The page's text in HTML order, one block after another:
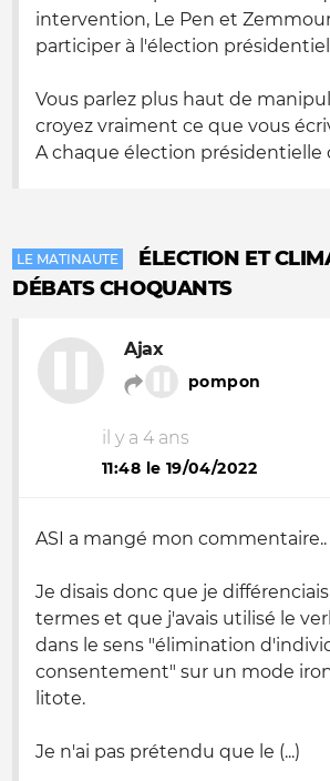
intervention, Le Pen et
participer à l'élection
Vous parlez plus haut de
croyez vraiment ce que vous
A chaque élection présidentielle
LE MATINAUTE
ÉLECTION ET
DÉBATS CHOQUANTS
Ajax
pompon
il y a 4 ans
11:48 le 19/04/2022
ASI a mangé mon commentaire..
Je disais donc que je
termes et que j'avais utilisé le
dans le sens "élimination
consentement" sur un mode
litote.
Je n'ai pas prétendu que le (...)